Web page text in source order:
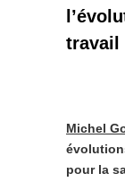
travail
Michel
pour la